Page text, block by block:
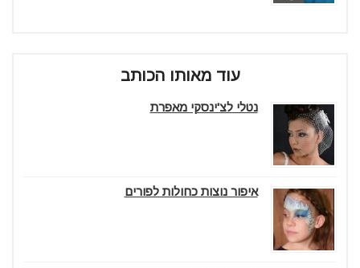
עוד מאותו הכותב
נטלי לצ'ינסקי מאפרת
איפור נוצות כחולות לפורים